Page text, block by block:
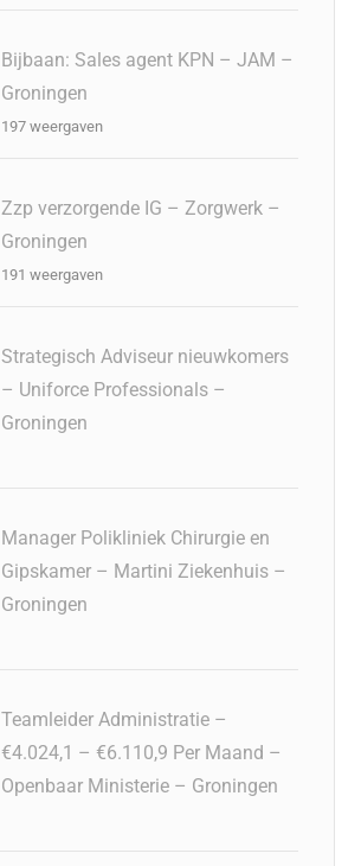
Bijbaan: Sales agent KPN – JAM –
Groningen
197 weergaven
Zzp verzorgende IG – Zorgwerk –
Groningen
191 weergaven
Strategisch Adviseur nieuwkomers
– Uniforce Professionals –
Groningen
Manager Polikliniek Chirurgie en
Gipskamer – Martini Ziekenhuis –
Groningen
Teamleider Administratie –
€4.024,1 – €6.110,9 Per Maand –
Openbaar Ministerie – Groningen